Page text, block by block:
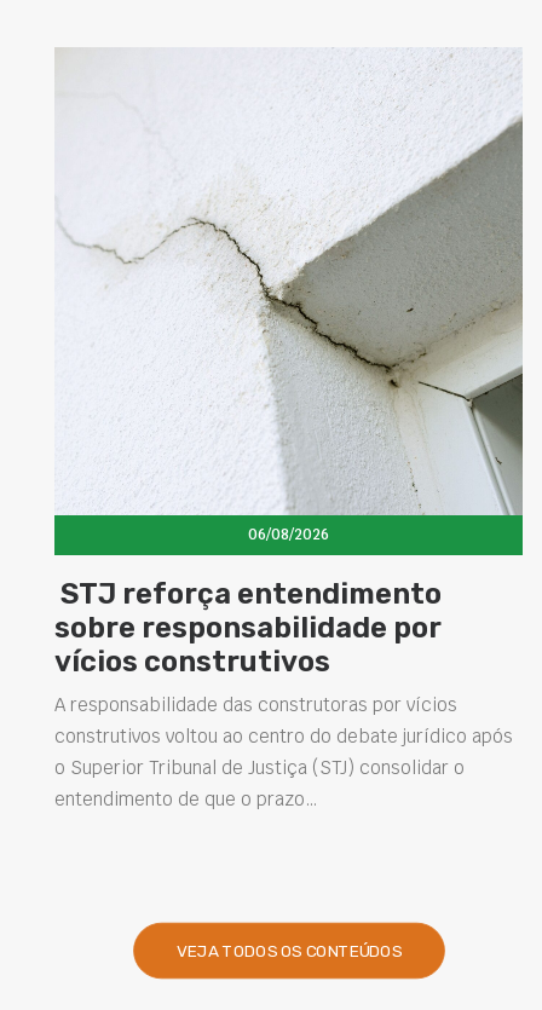
06/08/2026
Concretos aditivados e especiais
elevam desempenho das
estruturas e impulsionam novas
soluções na construção civil
Projetar estruturas mais duráveis, reduzir
intervenções de manutenção e melhorar o
desempenho das obras são desafios cada vez mais
VEJA TODOS OS CONTEÚDOS